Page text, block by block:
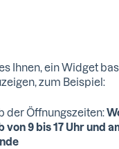
Ihnen, ein Widget
zum Beispiel:
der Öffnungszeiten:
von 9 bis 17 Uhr und